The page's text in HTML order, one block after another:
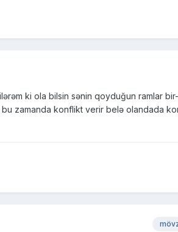
ki ola bilsin sənin qoyduğun ramlar
bu zamanda konflikt verir belə olandada